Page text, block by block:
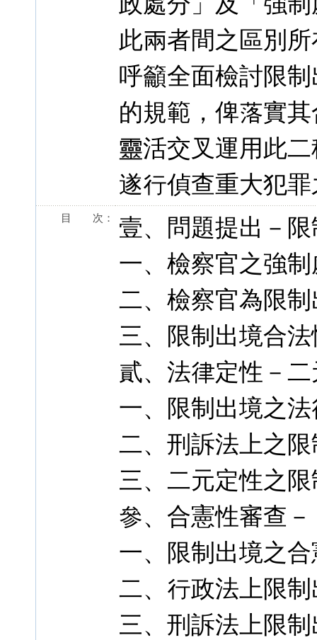
此兩者間之區別
呼籲全面檢討限
的規範，俾落實
靈活交叉運用此
遂行偵查重大犯
目 次：
壹、問題提出－
一、檢察官之強
二、檢察官為限
三、限制出境合
貳、法律定性－
一、限制出境之
二、刑訴法上之
三、二元定性之
參、合憲性審查
一、限制出境之
二、行政法上限
三、刑訴法上限